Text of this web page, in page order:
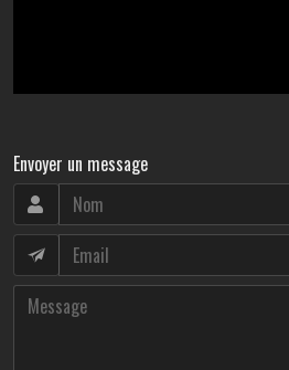
Envoyer un message